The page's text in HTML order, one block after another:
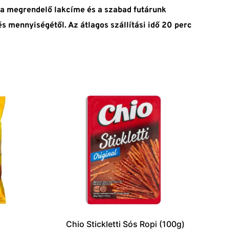
megrendelő lakcíme és a szabad futárunk
mennyiségétől. Az átlagos szállítási idő 20 perc
Chio Stickletti Sós Ropi (100g)